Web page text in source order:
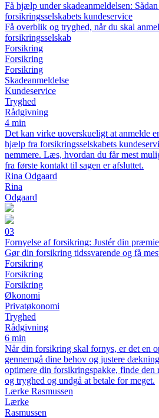
Få hjælp under skadeanmeldelsen:
forsikringsselskabets kundeservice
Få overblik og tryghed, når du skal
forsikringsselskab
Forsikring
Forsikring
Forsikring
Skadeanmeldelse
Kundeservice
Tryghed
Rådgivning
4 min
Det kan virke uoverskueligt at anmelde
hjælp fra forsikringsselskabets
nemmere. Læs, hvordan du får mest
fra første kontakt til sagen er afsluttet.
Rina Odgaard
Rina
Odgaard
03
Fornyelse af forsikring: Justér din
Gør din forsikring tidssvarende og få
Forsikring
Forsikring
Forsikring
Økonomi
Privatøkonomi
Tryghed
Rådgivning
6 min
Når din forsikring skal fornys, er det en
gennemgå dine behov og justere
optimere din forsikringspakke, finde den
og tryghed og undgå at betale for meget.
Lærke Rasmussen
Lærke
Rasmussen